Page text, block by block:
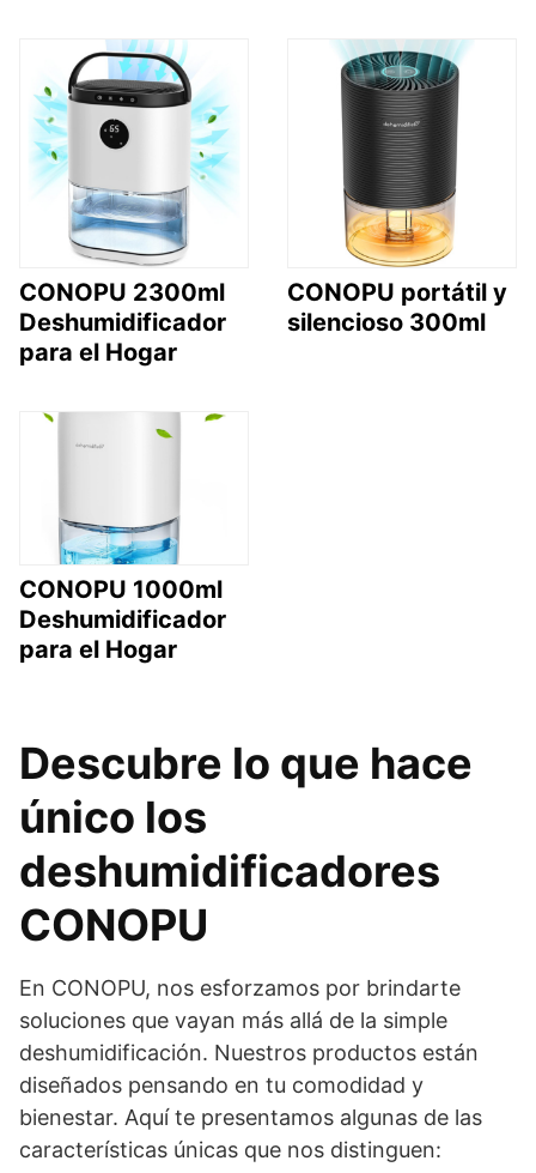
CONOPU 2300ml
Deshumidificador
para el Hogar
CONOPU portátil y
silencioso 300ml
CONOPU 1000ml
Deshumidificador
para el Hogar
Descubre lo que hace
único los
deshumidificadores
CONOPU
En CONOPU, nos esforzamos por brindarte
soluciones que vayan más allá de la simple
deshumidificación. Nuestros productos están
diseñados pensando en tu comodidad y
bienestar. Aquí te presentamos algunas de las
características únicas que nos distinguen: